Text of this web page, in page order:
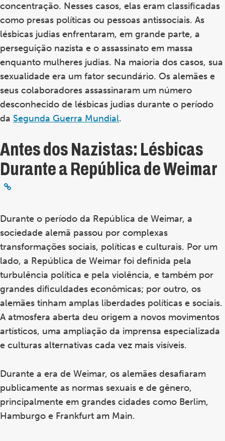
concentração. Nesses casos, elas eram classificadas
como presas políticas ou pessoas antissociais. As
lésbicas judias enfrentaram, em grande parte, a
perseguição nazista e o assassinato em massa
enquanto mulheres judias. Na maioria dos casos, sua
sexualidade era um fator secundário. Os alemães e
seus colaboradores assassinaram um número
desconhecido de lésbicas judias durante o período
da Segunda Guerra Mundial.
Antes dos Nazistas: Lésbicas
Durante a República de Weimar
Durante o período da República de Weimar, a
sociedade alemã passou por complexas
transformações sociais, políticas e culturais. Por um
lado, a República de Weimar foi definida pela
turbulência política e pela violência, e também por
grandes dificuldades econômicas; por outro, os
alemães tinham amplas liberdades políticas e sociais.
A atmosfera aberta deu origem a novos movimentos
artísticos, uma ampliação da imprensa especializada
e culturas alternativas cada vez mais visíveis.
Durante a era de Weimar, os alemães desafiaram
publicamente as normas sexuais e de gênero,
principalmente em grandes cidades como Berlim,
Hamburgo e Frankfurt am Main.